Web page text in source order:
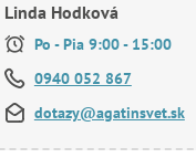
Linda Hodková
Po - Pia 9:00 - 15:00
0940 052 867
dotazy@agatinsvet.sk